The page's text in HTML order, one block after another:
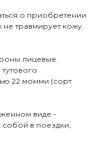
о приобретении
травмирует кожу.
лицевые.
22 момми (сорт
виде -
собой в поездки,